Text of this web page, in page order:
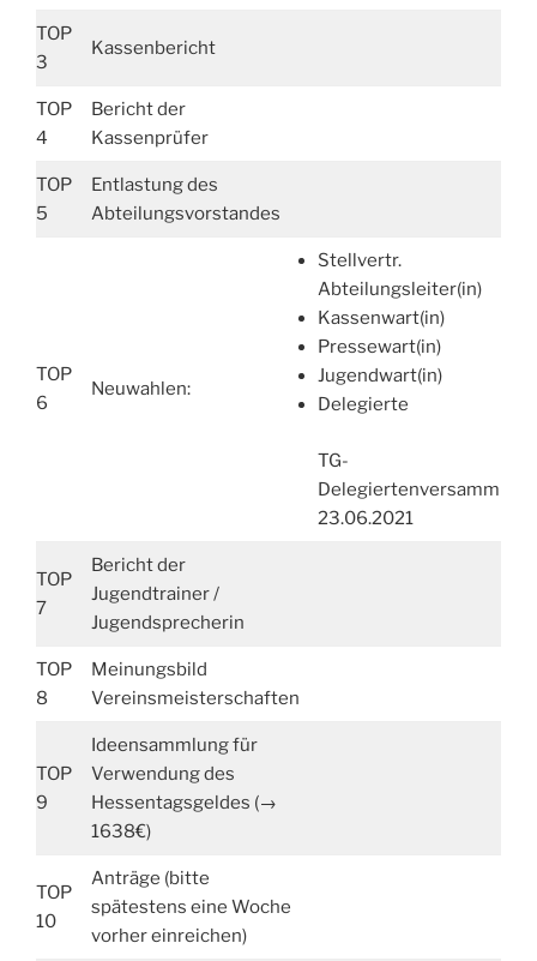
TOP
3
Kassenbericht
TOP
4
Bericht der
Kassenprüfer
TOP
5
Entlastung des
Abteilungsvorstandes
TOP
6
Neuwahlen:
Stellvertr.
Abteilungsleiter(in)
Kassenwart(in)
Pressewart(in)
Jugendwart(in)
Delegierte
TG-
Delegiertenversammlung
23.06.2021
TOP
7
Bericht der
Jugendtrainer /
Jugendsprecherin
TOP
8
Meinungsbild
Vereinsmeisterschaften
TOP
9
Ideensammlung für
Verwendung des
Hessentagsgeldes (→
1638€)
TOP
10
Anträge (bitte
spätestens eine Woche
vorher einreichen)